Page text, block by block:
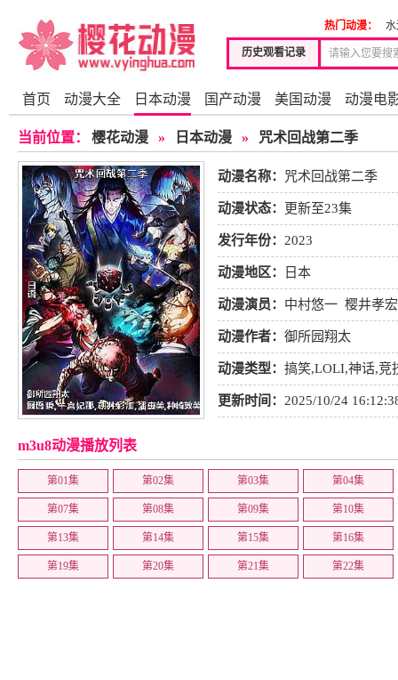
历史观看记录
热门动漫：
首页 动漫大全 日本动漫 国产动漫 美国动漫 动漫电
当前位置： 樱花动漫 » 日本动漫 » 咒术回战第二季
动漫名称： 咒术回战第二季
动漫状态： 更新至23集
发行年份： 2023
动漫地区： 日本
动漫演员： 中村悠一 樱井孝宏
动漫作者： 御所园翔太
动漫类型： 搞笑,LOLI,神话,竞
热血,TV版 奇幻,战斗,剧情,日
更新时间： 2025/10/24
m3u8动漫播放列表
第01集 第02集 第03集 第04集
第07集 第08集 第09集 第10集
第13集 第14集 第15集 第16集
第19集 第20集 第21集 第22集